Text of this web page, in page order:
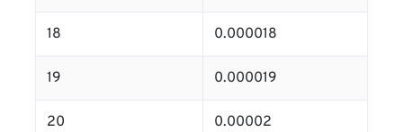
18 0.000018
19 0.000019
20 0.00002